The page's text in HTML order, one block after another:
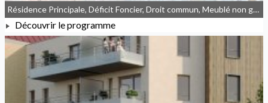
À PARTIR DE 228 416,00 €
Résidence Principale, Déficit Foncier, Droit commun, Meublé non géré, Denormandie
Découvrir le programme